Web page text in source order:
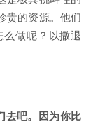
贵的资源。他们
做呢？以撒退
去吧。因为你比